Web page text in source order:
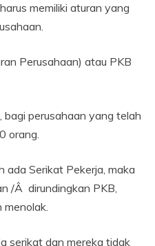
memiliki aturan yang
Perusahaan) atau PKB
bagi perusahaan yang telah
orang.
ada Serikat Pekerja, maka
/Â dirundingkan PKB,
menolak.
serikat dan mereka tidak